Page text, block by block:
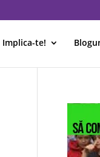
Implica-te!